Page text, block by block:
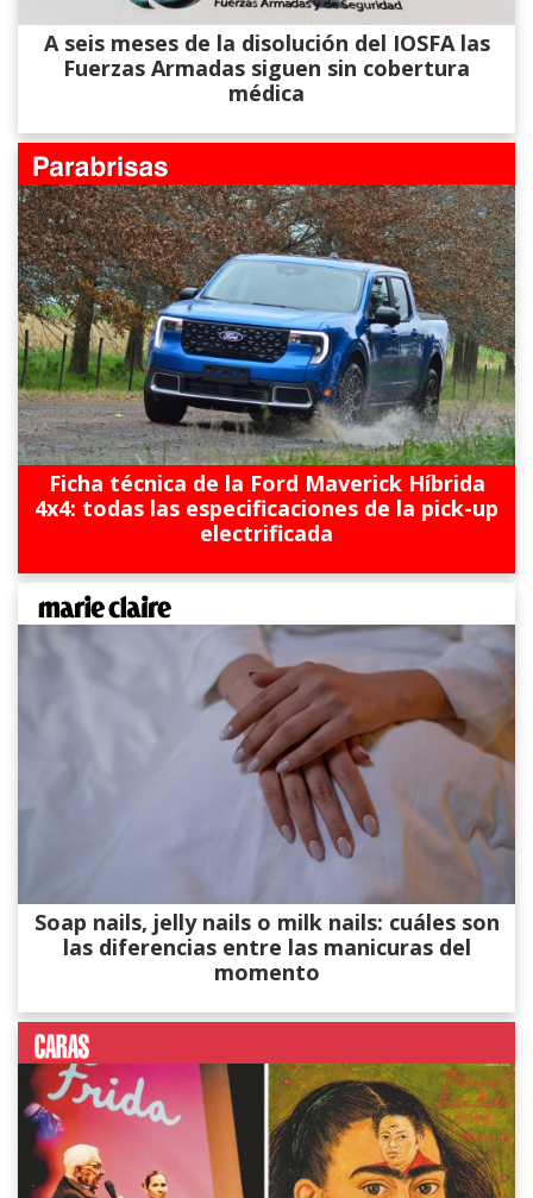
A seis meses de la disolución del IOSFA las
Fuerzas Armadas siguen sin cobertura
médica
Ficha técnica de la Ford Maverick Híbrida
4x4: todas las especificaciones de la pick-up
electrificada
Soap nails, jelly nails o milk nails: cuáles son
las diferencias entre las manicuras del
momento